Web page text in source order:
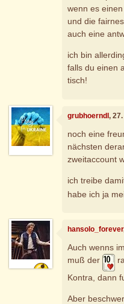
wenn es
und die
auch eine
ich bin
falls du einen
tisch!
grubhoerndl,
noch eine
nächsten
zweitaccount
ich treibe
habe ich ja
hansolo_forever
Auch wenns
muß der
Kontra, dann
Aber